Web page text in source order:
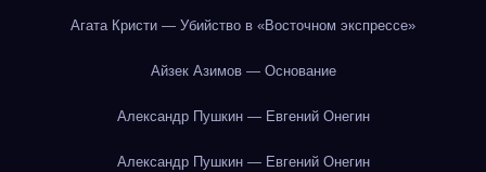
Агата Кристи — Убийство в «Восточном экспрессе»
Айзек Азимов — Основание
Александр Пушкин — Евгений Онегин
Александр Пушкин — Евгений Онегин